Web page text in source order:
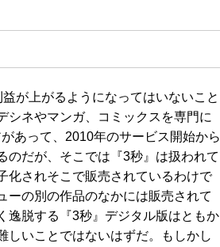
が上がるようになってはいないこと
シネやマンガ、コミックスを専門に
あって、2010年のサービス開始から
のだが、そこでは『3秒』は扱われて
化されそこで販売されているわけで
ーの別の作品のなかには販売されて
逸脱する『3秒』デジタル版はともか
しいことではないはずだ。もしかし